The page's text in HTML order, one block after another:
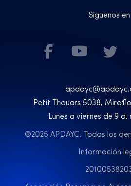
Síguenos en
Petit Thouars 5038,
Lunes a viernes de 9 a.
©2025 APDAYC. Todos los
Información